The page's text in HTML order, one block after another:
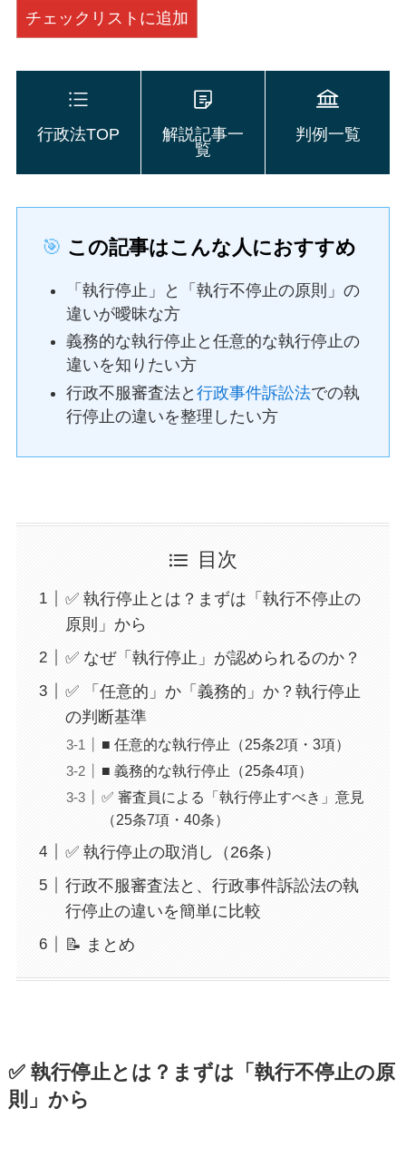
チェックリストに追加
行政法TOP
解説記事一
覧
判例一覧
🎯 この記事はこんな人におすすめ
「執行停止」と「執行不停止の原則」の
違いが曖昧な方
義務的な執行停止と任意的な執行停止の
違いを知りたい方
行政不服審査法と 行政事件訴訟法での執
行停止の違いを整理したい方
目次
✅ 執行停止とは？まずは「執行不停止の
原則」から
✅ なぜ「執行停止」が認められるのか？
✅ 「任意的」か「義務的」か？執行停止
の判断基準
■ 任意的な執行停止（25条2項・3項）
■ 義務的な執行停止（25条4項）
✅ 審査員による「執行停止すべき」意見
（25条7項・40条）
✅ 執行停止の取消し（26条）
行政不服審査法と、行政事件訴訟法の執
行停止の違いを簡単に比較
📝 まとめ
✅ 執行停止とは？まずは「執行不停止の原
則」から